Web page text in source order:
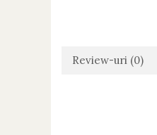
Review-uri (0)